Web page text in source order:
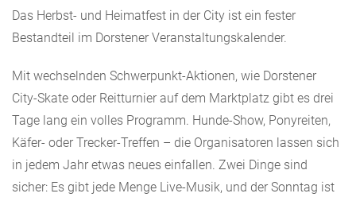
Das Herbst- und Heimatfest in der City ist ein fester
Bestandteil im Dorstener Veranstaltungskalender.
Mit wechselnden Schwerpunkt-Aktionen, wie Dorstener
City-Skate oder Reitturnier auf dem Marktplatz gibt es drei
Tage lang ein volles Programm. Hunde-Show, Ponyreiten,
Käfer- oder Trecker-Treffen – die Organisatoren lassen sich
in jedem Jahr etwas neues einfallen. Zwei Dinge sind
sicher: Es gibt jede Menge Live-Musik, und der Sonntag ist